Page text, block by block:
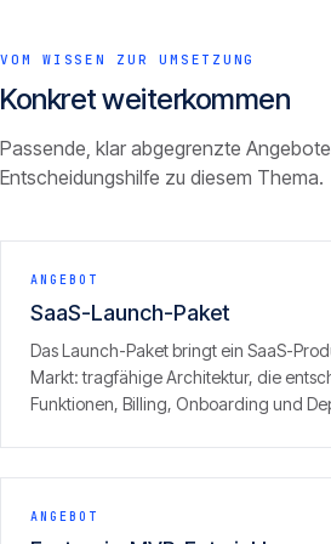
VOM WISSEN ZUR UMSETZUNG
Konkret weiterkommen
Passende, klar abgegrenzte
Entscheidungshilfe zu diesem Thema.
ANGEBOT
SaaS-Launch-Paket
Das Launch-Paket bringt ein SaaS-
Markt: tragfähige Architektur, die
Funktionen, Billing, Onboarding und
Umsatz erzeugen kann.
ANGEBOT